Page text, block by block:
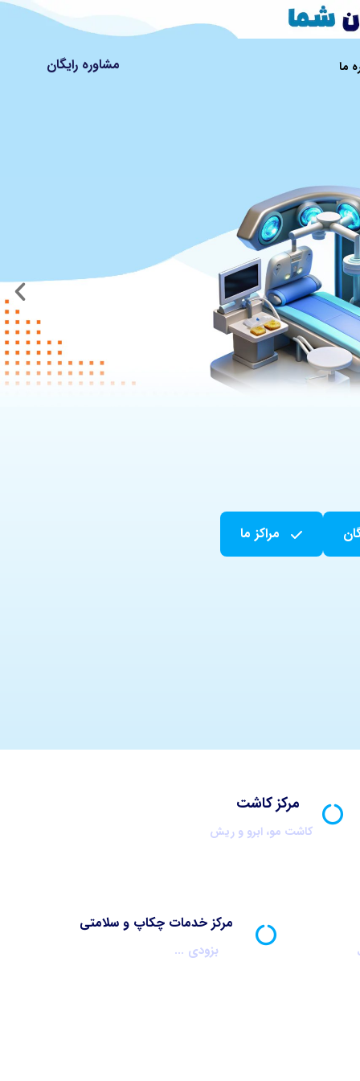
ما مشاوره رایگان
مراکز ما
مرکز کاشت
کاشت مو، ابرو و ریش
مرکز خدمات چکاپ و سلامتی
بزودی ...